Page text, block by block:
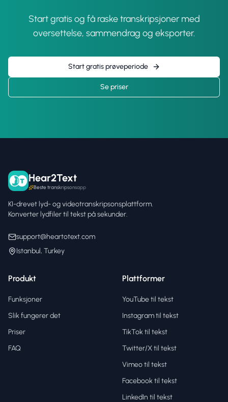
Start gratis og få raske transkripsjoner med
oversettelse, sammendrag og eksporter.
Start gratis prøveperiode
Se priser
Hear2Text
Beste transkripsonsapp
KI-drevet lyd- og videotranskripsonsplattform.
Konverter lydfiler til tekst på sekunder.
support@heartotext.com
Istanbul, Turkey
Produkt
Funksjoner
Slik fungerer det
Priser
FAQ
Plattformer
YouTube til tekst
Instagram til tekst
TikTok til tekst
Twitter/X til tekst
Vimeo til tekst
Facebook til tekst
LinkedIn til tekst